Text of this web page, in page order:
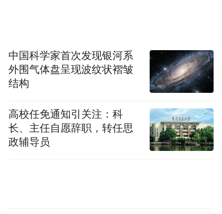
港珠澳大桥珠海公路口岸大队
港珠澳大桥管理局
2026年6月3日
凤凰网广东发自珠海
中国科学家首次发现银河系
外围气体盘呈现波纹状褶皱
结构
高校任免通知引关注：科
长、主任自愿辞职，转任思
政辅导员